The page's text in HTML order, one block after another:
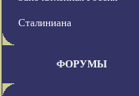
Сталиниана
ФОРУМЫ